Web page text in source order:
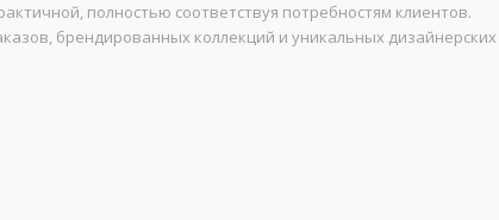
полностью соответствуя потребностям клиентов.
брендированных коллекций и уникальных дизайнерских